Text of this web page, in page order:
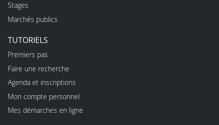
Stages
Marchés publics
TUTORIELS
Premiers pas
Faire une recherche
Agenda et inscriptions
Mon compte personnel
Mes démarches en ligne